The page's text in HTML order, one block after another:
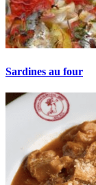
Sardines au four